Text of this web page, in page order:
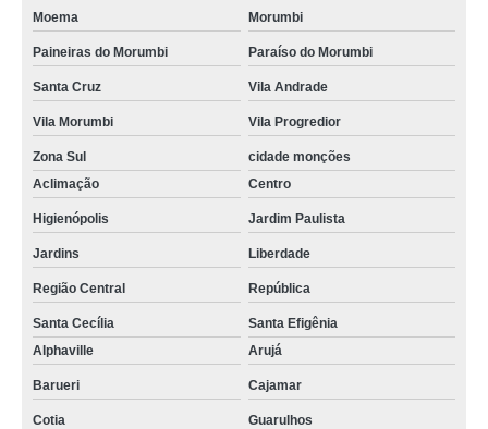
Moema Morumbi
Paineiras do Morumbi Paraíso do Morumbi
Santa Cruz Vila Andrade
Vila Morumbi Vila Progredior
Zona Sul
cidade monções
Aclimação
Centro
Higienópolis Jardim Paulista
Jardins Liberdade
Região Central República
Santa Cecília
Santa Efigênia
Alphaville
Arujá
Barueri Cajamar
Cotia Guarulhos